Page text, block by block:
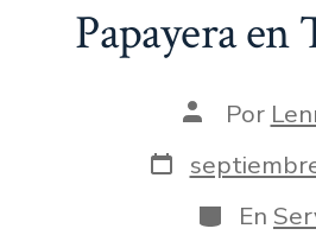
Papayera en
Autor
la
entrada
Por
Fecha
de
publicación
En